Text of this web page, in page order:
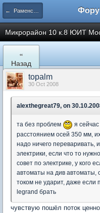
← Раменское
Микрорайон 10 к.8 ЮИТ
«
Назад
topalm
30 Oct 2008
alexthegreat79, on
та без проблем
я
расстоянием осей 350 мм,
надо ничего переваривать,
электрики, если что то
совет по электрике, у кого
автоматы на див автоматы,
током не ударит, даже если
legrand брать
чувствую пошёл поток